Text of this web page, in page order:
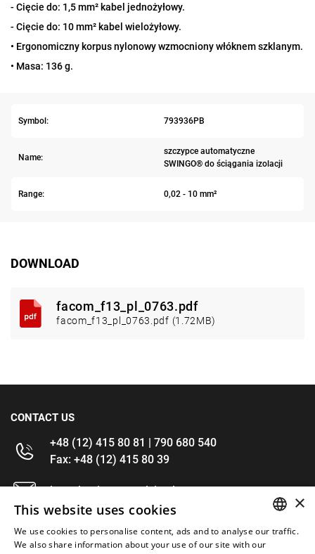
- Cięcie do: 1,5 mm² kabel jednożyłowy.
- Cięcie do: 10 mm² kabel wielożyłowy.
• Ergonomiczny korpus nylonowy wzmocniony włóknem szklanym.
• Masa: 136 g.
Symbol: 793936PB
Name:
szczypce automatyczne
SWINGO® do ściągania izolacji
Range: 0,02 - 10 mm²
DOWNLOAD
facom_f13_pl_0763.pdf
facom_f13_pl_0763.pdf (1.72MB)
CONTACT US
+48 (12) 415 80 81 | 790 680 540
Fax: +48 (12) 415 80 39
kontakt@im-narzedzia.pl
INFORMATIONS
×
This website uses cookies
We use cookies to personalise content, ads and to analyse our traffic.
We also share information about your use of our site with our